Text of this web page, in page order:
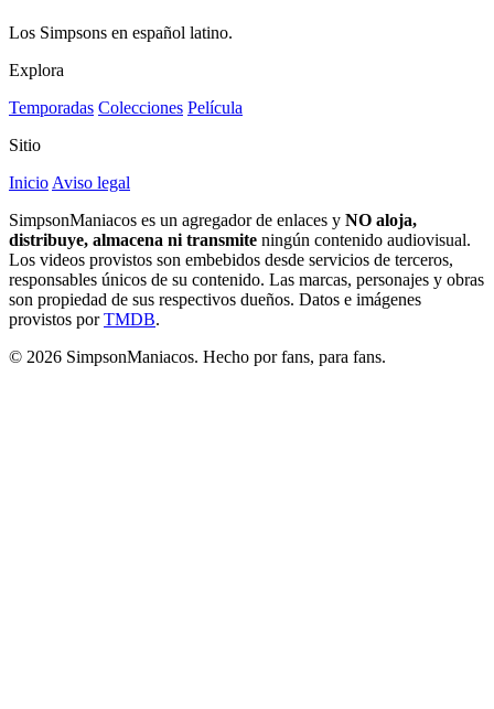
Los Simpsons en español latino.
Explora
Temporadas Colecciones Película
Sitio
Inicio Aviso legal
SimpsonManiacos es un agregador de enlaces y NO aloja,
distribuye, almacena ni transmite ningún contenido audiovisual.
Los videos provistos son embebidos desde servicios de terceros,
responsables únicos de su contenido. Las marcas, personajes y obras
son propiedad de sus respectivos dueños. Datos e imágenes
provistos porTMDB.
© 2026 SimpsonManiacos. Hecho por fans, para fans.